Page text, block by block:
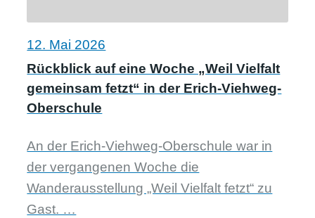
12. Mai 2026
Rückblick auf eine Woche „Weil Vielfalt
gemeinsam fetzt“ in der Erich-Viehweg-
Oberschule
An der Erich-Viehweg-Oberschule war in
der vergangenen Woche die
Wanderausstellung „Weil Vielfalt fetzt“ zu
Gast. …